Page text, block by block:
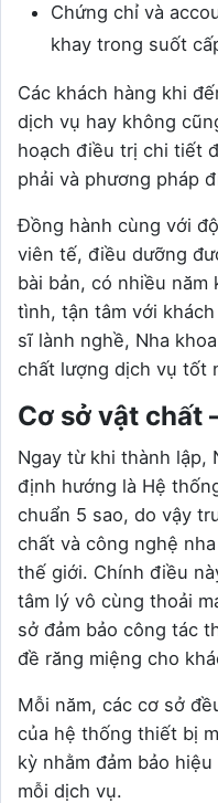
Chứng chỉ và
khay trong suốt
Các khách hàng khi
dịch vụ hay không
hoạch điều trị chi tiết
phải và phương pháp
Đồng hành cùng với
viên tế, điều dưỡng
bài bản, có nhiều
tình, tận tâm với
sĩ lành nghề, Nha
chất lượng dịch vụ tốt
Cơ sở vật chất
Ngay từ khi thành lập,
định hướng là Hệ
chuẩn 5 sao, do vậy
chất và công nghệ
thế giới. Chính điều
tâm lý vô cùng thoải
sở đảm bảo công tác
đề răng miệng cho
Mỗi năm, các cơ sở
của hệ thống thiết bị
kỳ nhằm đảm bảo
mỗi dịch vụ.